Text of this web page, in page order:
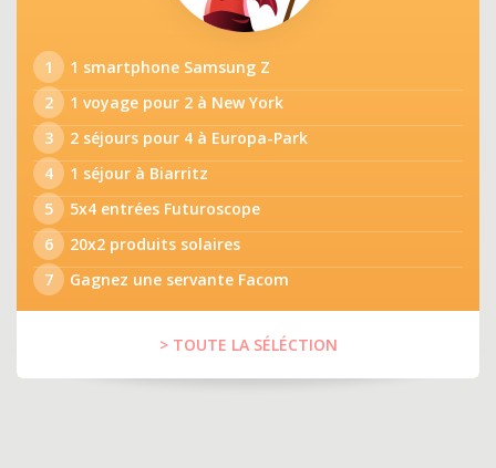
1
1 smartphone Samsung Z
2
1 voyage pour 2 à New York
3
2 séjours pour 4 à Europa-Park
4
1 séjour à Biarritz
5
5x4 entrées Futuroscope
6
20x2 produits solaires
7
Gagnez une servante Facom
> TOUTE LA SÉLÉCTION